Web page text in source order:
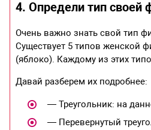
4. Определи тип своей
Очень важно знать свой тип
Существует 5 типов женской
(яблоко). Каждому из этих
Давай разберем их подробнее:
— Треугольник: на
— Перевернутый